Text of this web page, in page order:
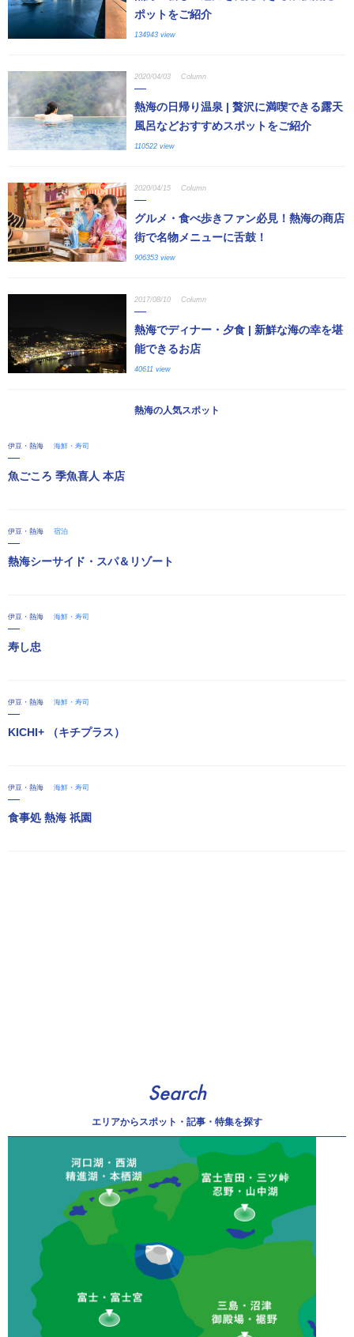
ポットをご紹介
134943 view
2020/04/03 Column
熱海の日帰り温泉 | 贅沢に満喫できる露天
風呂などおすすめスポットをご紹介
110522 view
2020/04/15 Column
グルメ・食べ歩きファン必見！熱海の商店
街で名物メニューに舌鼓！
906353 view
2017/08/10 Column
熱海でディナー・夕食 | 新鮮な海の幸を堪
能できるお店
40611 view
熱海の人気スポット
伊豆・熱海 海鮮・寿司
魚ごころ 季魚喜人 本店
伊豆・熱海 宿泊
熱海シーサイド・スパ＆リゾート
伊豆・熱海 海鮮・寿司
寿し忠
伊豆・熱海 海鮮・寿司
KICHI+ （キチプラス）
伊豆・熱海 海鮮・寿司
食事処 熱海 祇園
Search
エリアから スポット・記事・特集を探す